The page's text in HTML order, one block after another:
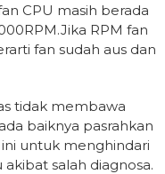
CPU masih berada
RPM fan
fan sudah aus dan
tidak membawa
baiknya pasrahkan
untuk menghindari
salah diagnosa.